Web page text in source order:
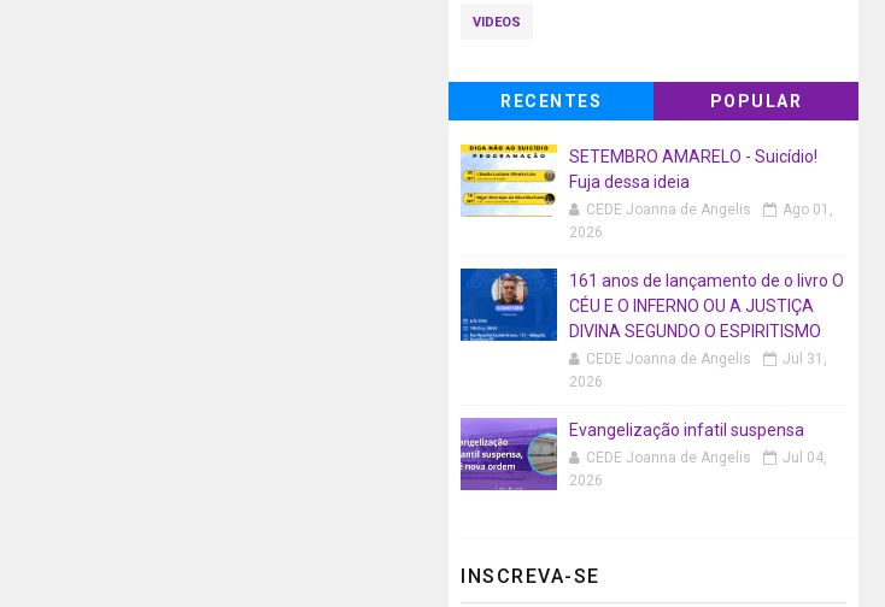
VIDEOS
RECENTES POPULAR
SETEMBRO AMARELO - Suicídio!
Fuja dessa ideia
CEDE Joanna de Angelis
Ago 01,
2026
161 anos de lançamento de o livro O
CÉU E O INFERNO OU A JUSTIÇA
DIVINA SEGUNDO O ESPIRITISMO
CEDE Joanna de Angelis
Jul 31,
2026
Evangelização infatil suspensa
CEDE Joanna de Angelis
Jul 04,
2026
INSCREVA-SE